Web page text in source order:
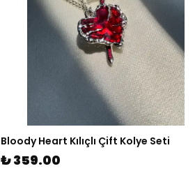
Bloody Heart Kılıçlı Çift Kolye Seti
₺ 359.00